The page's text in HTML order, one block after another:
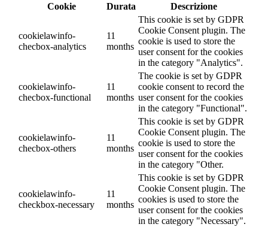
Cookie
Durata Descrizione
cookielawinfo-
checbox-analytics
11
months
This cookie is set by GDPR
Cookie Consent plugin. The
cookie is used to store the
user consent for the cookies
in the category "Analytics".
cookielawinfo-
checbox-functional
11
months
The cookie is set by GDPR
cookie consent to record the
user consent for the cookies
in the category "Functional".
cookielawinfo-
checbox-others
11
months
This cookie is set by GDPR
Cookie Consent plugin. The
cookie is used to store the
user consent for the cookies
in the category "Other.
cookielawinfo-
checkbox-necessary
11
months
This cookie is set by GDPR
Cookie Consent plugin. The
cookies is used to store the
user consent for the cookies
in the category "Necessary".